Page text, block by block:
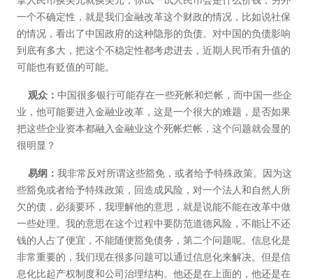
一个不确定性，就是我们金融改革这个财政的情况，比如说社保
的情况，看出了中国政府的这种隐形的负债。对中国的负债影响
到底有多大，把这个不稳定性都考虑进去，近期人民币有升值的
可能也有贬值的可能。
观众：中国很多银行可能存在一些死帐和烂帐，而中国一些企
业，他可能要进入金融业改革，这是一个很大的难题，是否如果
把这些企业资本都融入金融业这个死帐烂帐，这个问题就会显的
很明显？
易纲：我非常反对所谓这些豁免，或者给予特殊政策。因为这
些豁免或者给予特殊政策，回造成风险，对一个法人和自然人所
欠的债，必须要环，我理解他的意思，就是说能不能在改革中做
一些处理。我的意思在这个过程中要防范道德风险，不能让不还
钱的人占了便宜，不能随便豁免债务，第二个问题呢。信息化是
非常重要的，我们现在很多问题可以通过信息化来解决。但是信
息化比起产权制度和公司治理结构。他还是在上面的，他还是在